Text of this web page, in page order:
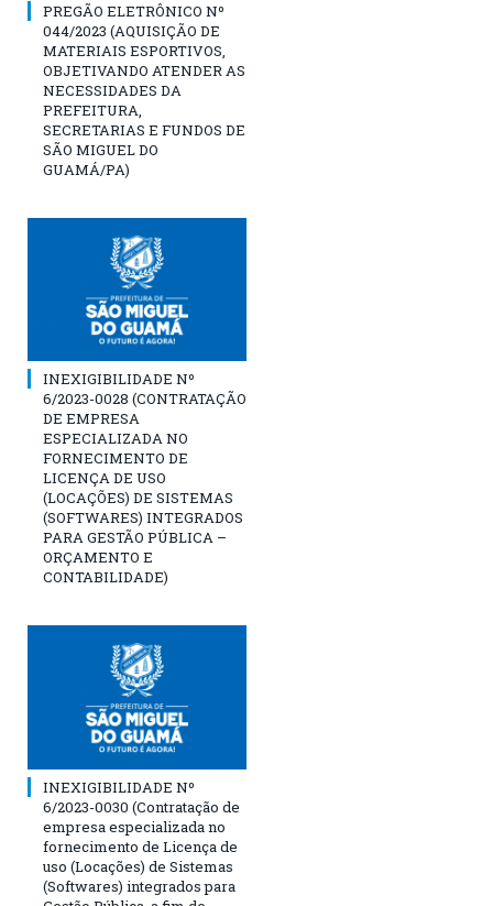
PREGÃO ELETRÔNICO Nº
044/2023 (AQUISIÇÃO DE
MATERIAIS ESPORTIVOS,
OBJETIVANDO ATENDER AS
NECESSIDADES DA
PREFEITURA,
SECRETARIAS E FUNDOS DE
SÃO MIGUEL DO
GUAMÁ/PA)
INEXIGIBILIDADE Nº
6/2023-0028 (CONTRATAÇÃO
DE EMPRESA
ESPECIALIZADA NO
FORNECIMENTO DE
LICENÇA DE USO
(LOCAÇÕES) DE SISTEMAS
(SOFTWARES) INTEGRADOS
PARA GESTÃO PÚBLICA –
ORÇAMENTO E
CONTABILIDADE)
INEXIGIBILIDADE Nº
6/2023-0030 (Contratação de
empresa especializada no
fornecimento de Licença de
uso (Locações) de Sistemas
(Softwares) integrados para